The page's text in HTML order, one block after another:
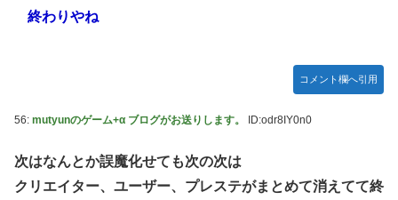
終わりやね
コメント欄へ引用
56: mutyunのゲーム+α ブログがお送りします。 ID:odr8IY0n0
次はなんとか誤魔化せても次の次は
クリエイター、ユーザー、プレステがまとめて消えてて終